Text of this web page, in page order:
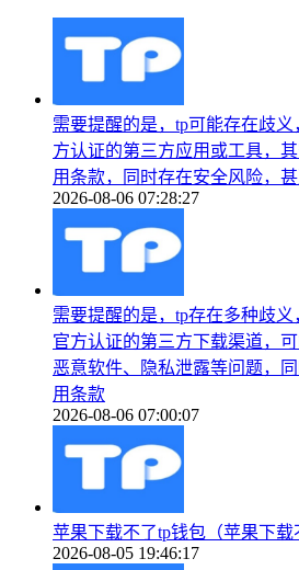
需要提醒的是，tp可能存在歧
方认证的第三方应用或工具，
用条款，同时存在安全风险，
2026-08-06 07:28:27
需要提醒的是，tp存在多种歧
官方认证的第三方下载渠道，
恶意软件、隐私泄露等问题，
用条款
2026-08-06 07:00:07
苹果下载不了tp钱包（苹果下载
2026-08-05 19:46:17